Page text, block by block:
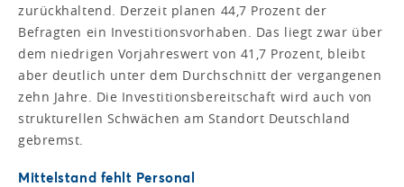
zurückhaltend. Derzeit planen 44,7 Prozent der
Befragten ein Investitionsvorhaben. Das liegt zwar über
dem niedrigen Vorjahreswert von 41,7 Prozent, bleibt
aber deutlich unter dem Durchschnitt der vergangenen
zehn Jahre. Die Investitionsbereitschaft wird auch von
strukturellen Schwächen am Standort Deutschland
gebremst.
Mittelstand fehlt Personal